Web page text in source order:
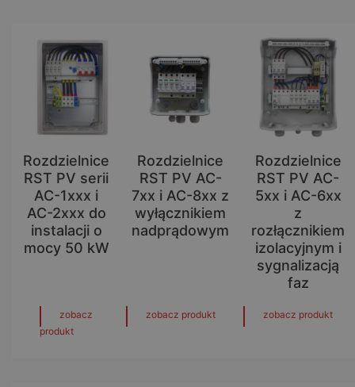
Rozdzielnice
RST PV serii
AC-1xxx i
AC-2xxx do
instalacji o
mocy 50 kW
zobacz
produkt
Rozdzielnice
RST PV AC-
7xx i AC-8xx z
wyłącznikiem
nadprądowym
zobacz produkt
Rozdzielnice
RST PV AC-
5xx i AC-6xx
z
rozłącznikiem
izolacyjnym i
sygnalizacją
faz
zobacz produkt